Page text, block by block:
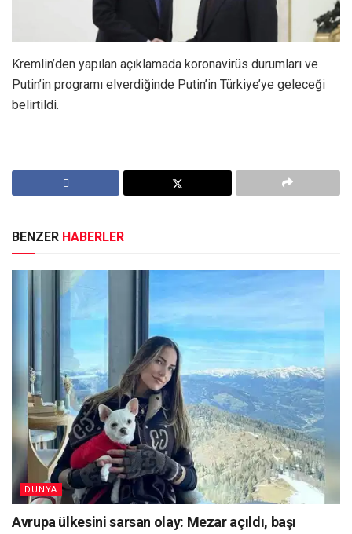
Kremlin’den yapılan açıklamada koronavirüs durumları ve
Putin’in programı elverdiğinde Putin’in Türkiye’ye geleceği
belirtildi.
BENZER HABERLER
DÜNYA
Avrupa ülkesini sarsan olay: Mezar açıldı, başı